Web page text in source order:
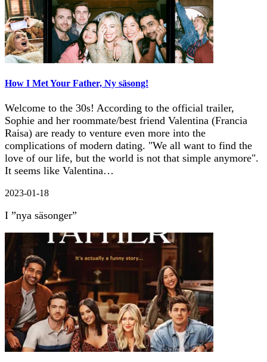
How I Met Your Father, Ny säsong!
Welcome to the 30s! According to the official trailer,
Sophie and her roommate/best friend Valentina (Francia
Raisa) are ready to venture even more into the
complications of modern dating. "We all want to find the
love of our life, but the world is not that simple anymore".
It seems like Valentina…
2023-01-18
I ”nya säsonger”